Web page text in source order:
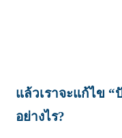
แล้วเราจะแก้ไข
อย่างไร?